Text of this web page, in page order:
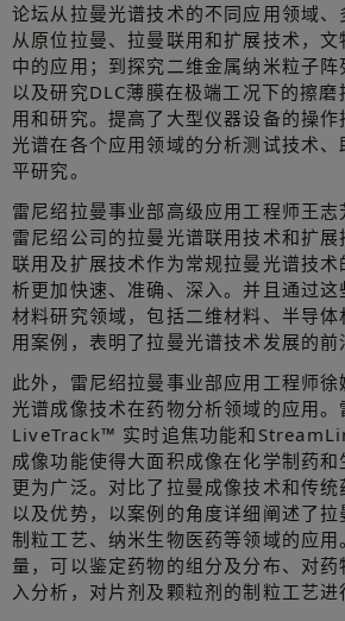
论坛从拉曼光谱技术的不同应用领域、
从原位拉曼、拉曼联用和扩展技术，
中的应用；到探究二维金属纳米粒子
以及研究DLC薄膜在极端工况下的擦
用和研究。提高了大型仪器设备的操
光谱在各个应用领域的分析测试技术
平研究。
雷尼绍拉曼事业部高级应用工程师王
雷尼绍公司的拉曼光谱联用技术和扩展
联用及扩展技术作为常规拉曼光谱技
析更加快速、准确、深入。并且通过
材料研究领域，包括二维材料、半导
用案例，表明了拉曼光谱技术发展的前
此外，雷尼绍拉曼事业部应用工程师
光谱成像技术在药物分析领域的应用。
LiveTrack™ 实时追焦功能和
成像功能使得大面积成像在化学制药
更为广泛。对比了拉曼成像技术和传
以及优势，以案例的角度详细阐述了拉
制粒工艺、纳米生物医药等领域的应
量，可以鉴定药物的组分及分布、对
入分析，对片剂及颗粒剂的制粒工艺进